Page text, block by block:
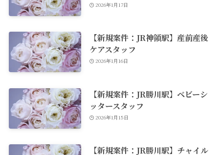
2026年1月17日
【新規案件：JR神領駅】産前産後
ケアスタッフ
2026年1月16日
【新規案件：JR勝川駅】ベビーシ
ッタースタッフ
2026年1月15日
【新規案件：JR勝川駅】チャイル